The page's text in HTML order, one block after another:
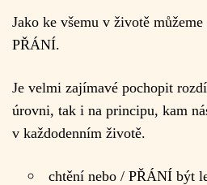
Jako ke všemu v životě
PŘÁNÍ.
Je velmi zajímavé pochopit
úrovni, tak i na principu, kam
v každodenním životě.
chtění nebo / PŘÁNÍ být